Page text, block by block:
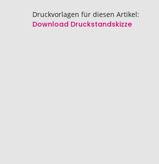
Druckvorlagen für diesen Artikel:
Download Druckstandskizze